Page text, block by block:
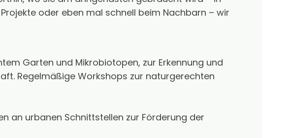
oder eben mal schnell beim Nachbarn – wir
Garten und Mikrobiotopen, zur Erkennung und
Regelmäßige Workshops zur naturgerechten
an urbanen Schnittstellen zur Förderung der